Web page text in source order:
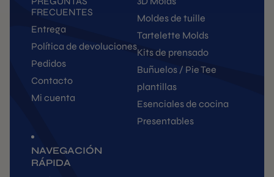
FRECUENTES
Entrega
Política de devoluciones
Pedidos
Contacto
Mi cuenta
Moldes de tuille
Tartelette Molds
Kits de prensado
Buñuelos / Pie Tee
plantillas
Esenciales de cocina
Presentables
NAVEGACIÓN
RÁPIDA